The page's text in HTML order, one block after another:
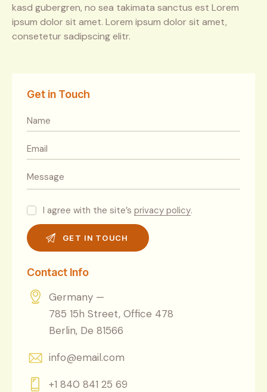
kasd gubergren, no sea takimata sanctus est Lorem
ipsum dolor sit amet. Lorem ipsum dolor sit amet,
consetetur sadipscing elitr.
Get in Touch
I agree with the site’s privacy policy.
Contact Info
Germany —
785 15h Street, Office 478
Berlin, De 81566
info@email.com
+1 840 841 25 69